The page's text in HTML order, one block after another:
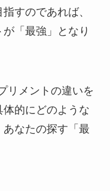
すのであれば、
「最強」となり
リメントの違いを
的にどのような
なたの探す「最